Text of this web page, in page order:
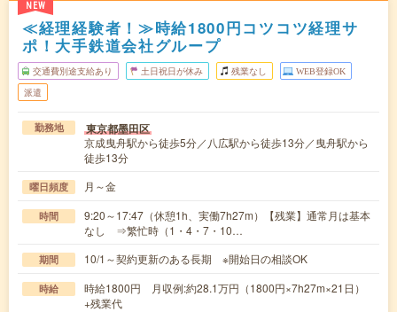
NEW
≪経理経験者！≫時給1800円コツコツ経理サ
ポ！大手鉄道会社グループ
交通費別途支給あり 土日祝日が休み 残業なし WEB登録OK
派遣
勤務地 東京都墨田区
京成曳舟駅から徒歩5分／八広駅から徒歩13分／曳舟駅から
徒歩13分
曜日頻度 月～金
時間
9:20～17:47（休憩1h、実働7h27m）【残業】通常月は基本
なし ⇒繁忙時（1・4・7・10…
期間 10/1～契約更新のある長期 ※開始日の相談OK
時給
時給1800円 月収例:約28.1万円（1800円×7h27m×21日）
+残業代